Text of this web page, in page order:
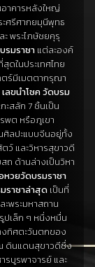
อาคารหลังใหญ่
ศรีศากยมุนีพุทธ
พระไภษัชยคุรุ
รมราชา แต่ละองค์
ดในประเทศไทย
ร์มีเมตตากรุณา
เลขนำโชควัดบรม
สลัก 7 ชิ้นเป็น
พต หรือภูเขา
ศิลปะแบบจีนอยู่ทั้ง
ว์ และวิหารสุขาวดี
ถ ด้านล่างเป็นวิหา
วยวัดบรมราชา
ราชาล่าสุด เป็นที่
ะพระมหาสถาน
ปเล็ก ๆ หนึ่งหมื่น
ทิศตะวันตกของ
ดินแดนสุขาวดีซึ่ง
รบูรพาจารย์ และ